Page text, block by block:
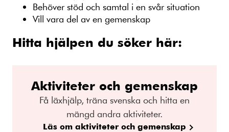
Behöver stöd och samtal i en svår situation
Vill vara del av en gemenskap
Hitta hjälpen du söker här:
Aktiviteter och gemenskap
Få läxhjälp, träna svenska och hitta en
mängd andra aktiviteter.
Läs om aktiviteter och gemenskap